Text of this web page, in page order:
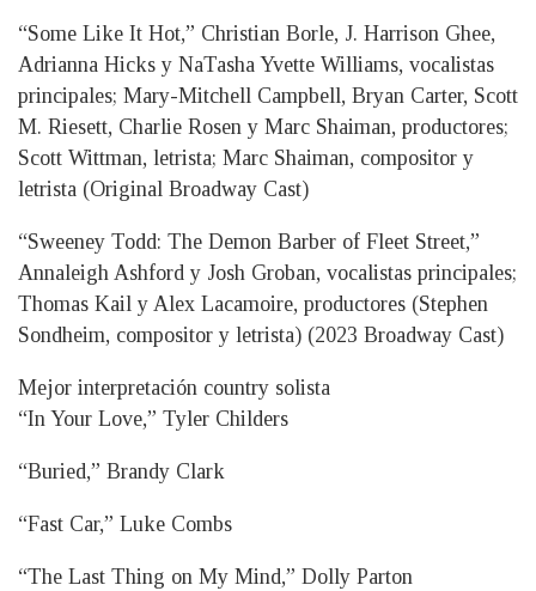
“Some Like It Hot,” Christian Borle, J. Harrison Ghee,
Adrianna Hicks y NaTasha Yvette Williams, vocalistas
principales; Mary-Mitchell Campbell, Bryan Carter, Scott
M. Riesett, Charlie Rosen y Marc Shaiman, productores;
Scott Wittman, letrista; Marc Shaiman, compositor y
letrista (Original Broadway Cast)
“Sweeney Todd: The Demon Barber of Fleet Street,”
Annaleigh Ashford y Josh Groban, vocalistas principales;
Thomas Kail y Alex Lacamoire, productores (Stephen
Sondheim, compositor y letrista) (2023 Broadway Cast)
Mejor interpretación country solista
“In Your Love,” Tyler Childers
“Buried,” Brandy Clark
“Fast Car,” Luke Combs
“The Last Thing on My Mind,” Dolly Parton